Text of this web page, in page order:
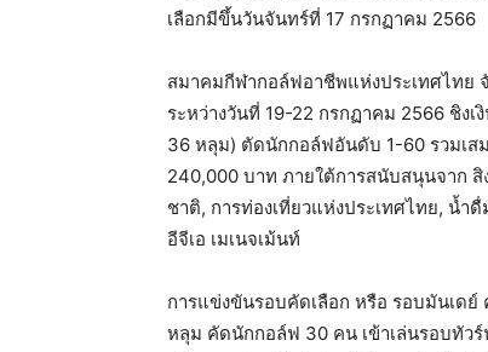
เลือกมีขึ้นวันจันทร์ที่ 17 กรกฏาคม 2566
สมาคมกีฬากอล์ฟอาชีพแห่งประเทศไทย
ระหว่างวันที่ 19-22 กรกฏาคม 2566 ชิง
36 หลุม) ตัดนักกอล์ฟอันดับ 1-60 รวมเส
240,000 บาท ภายใต้การสนับสนุนจาก
ชาติ, การท่องเที่ยวแห่งประเทศไทย, น้
อีจีเอ เมเนจเม้นท์
การแข่งขันรอบคัดเลือก หรือ รอบมันเดย์
หลุม คัดนักกอล์ฟ 30 คน เข้าเล่นรอบทัว